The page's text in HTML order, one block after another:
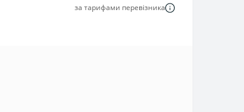
за тарифами перевізника